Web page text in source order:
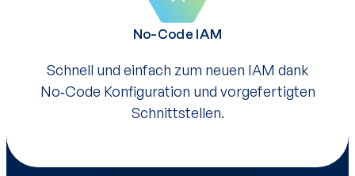
No-Code IAM
Schnell und einfach zum neuen IAM dank
No‑Code Konfiguration und vorgefertigten
Schnittstellen.